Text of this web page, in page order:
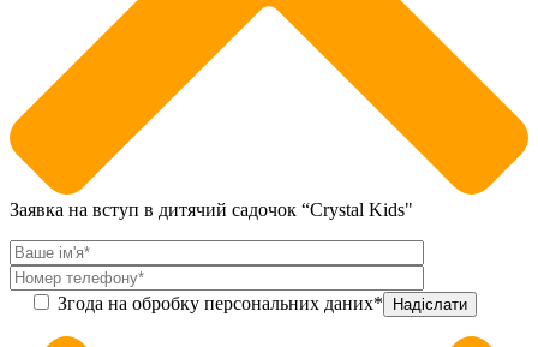
Заявка на вступ в дитячий садочок “Crystal Kids"
Згода на обробку персональних даних*